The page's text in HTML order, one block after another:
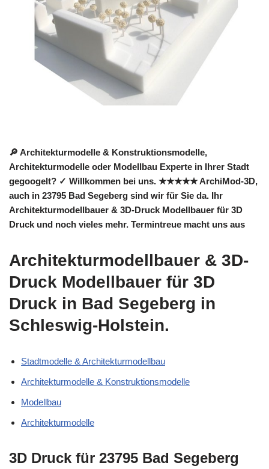
🔎 Architekturmodelle & Konstruktionsmodelle,
Architekturmodelle oder Modellbau Experte in Ihrer Stadt
gegoogelt? ✓ Willkommen bei uns. ★★★★★ ArchiMod-3D,
auch in 23795 Bad Segeberg sind wir für Sie da. Ihr
Architekturmodellbauer & 3D-Druck Modellbauer für 3D
Druck und noch vieles mehr. Termintreue macht uns aus
Architekturmodellbauer & 3D-
Druck Modellbauer für 3D
Druck in Bad Segeberg in
Schleswig-Holstein.
Stadtmodelle & Architekturmodellbau
Architekturmodelle & Konstruktionsmodelle
Modellbau
Architekturmodelle
3D Druck für 23795 Bad Segeberg